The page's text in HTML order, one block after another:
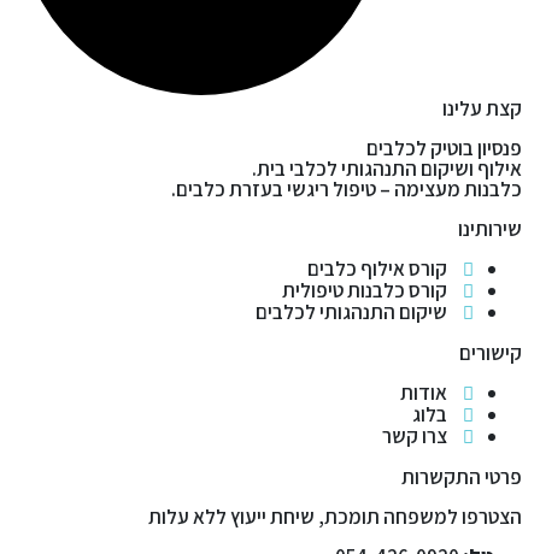
קצת עלינו
פנסיון בוטיק לכלבים
אילוף ושיקום התנהגותי לכלבי בית.
כלבנות מעצימה – טיפול ריגשי בעזרת כלבים.
שירותינו
קורס אילוף כלבים
קורס כלבנות טיפולית
שיקום התנהגותי לכלבים
קישורים
אודות
בלוג
צרו קשר
פרטי התקשרות
הצטרפו למשפחה תומכת, שיחת ייעוץ ללא עלות